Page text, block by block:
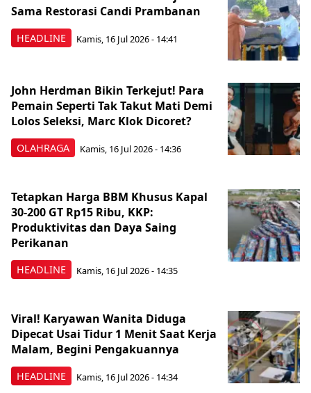
HEADLINE
Sama Restorasi Candi Prambanan
Kamis, 16 Jul 2026 - 14:41
OLAHRAGA
John Herdman Bikin Terkejut! Para
Pemain Seperti Tak Takut Mati Demi
Lolos Seleksi, Marc Klok Dicoret?
Kamis, 16 Jul 2026 - 14:36
HEADLINE
Tetapkan Harga BBM Khusus Kapal
30-200 GT Rp15 Ribu, KKP:
Produktivitas dan Daya Saing
Perikanan
Kamis, 16 Jul 2026 - 14:35
HEADLINE
Viral! Karyawan Wanita Diduga
Dipecat Usai Tidur 1 Menit Saat Kerja
Malam, Begini Pengakuannya
Kamis, 16 Jul 2026 - 14:34